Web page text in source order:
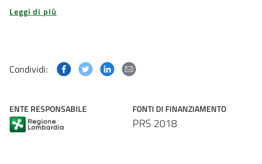
Leggi di più
Condividi: Condividi questa pagina su Facebook
Condividi questa pagina su Twitter
Condividi questa pagina su Linkedin
ENTE RESPONSABILE FONTI DI FINANZIAMENTO
PRS 2018